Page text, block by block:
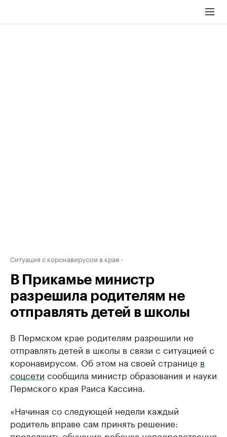
Ситуация с коронавирусом в крае
В Прикамье министр
разрешила родителям не
отправлять детей в школы
В Пермском крае родителям разрешили не
отправлять детей в школы в связи с ситуацией с
коронавирусом. Об этом на своей странице в
соцсети сообщила министр образования и науки
Пермского края Раиса Кассина.
«Начиная со следующей недели каждый
родитель вправе сам принять решение: